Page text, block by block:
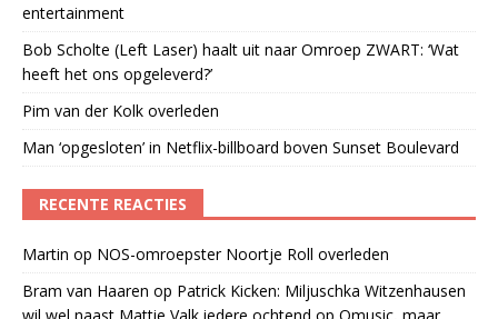
entertainment
Bob Scholte (Left Laser) haalt uit naar Omroep ZWART: ‘Wat
heeft het ons opgeleverd?’
Pim van der Kolk overleden
Man ‘opgesloten’ in Netflix-billboard boven Sunset Boulevard
RECENTE REACTIES
Martin op NOS-omroepster Noortje Roll overleden
Bram van Haaren op Patrick Kicken: Miljuschka Witzenhausen